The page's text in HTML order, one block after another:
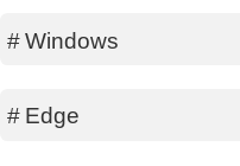
#Windows
#Edge